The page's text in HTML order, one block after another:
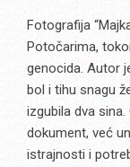
Fotografija
Potočarima,
genocida. Autor
bol i tihu snagu
izgubila dva
dokument, već
istrajnosti i